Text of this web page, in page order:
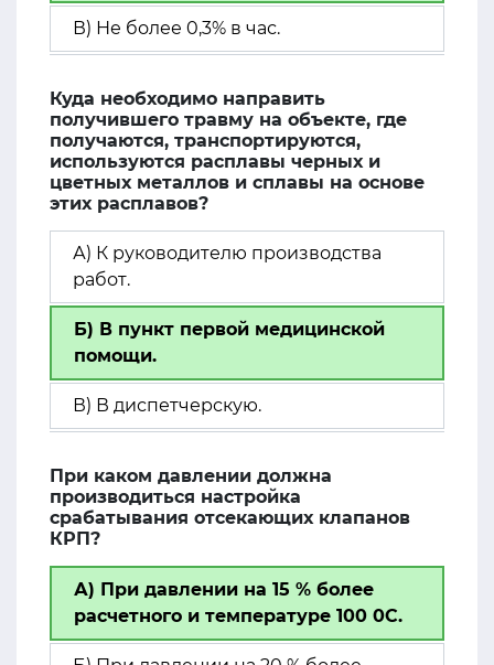
В) Не более 0,3% в час.
Куда необходимо направить
получившего травму на объекте, где
получаются, транспортируются,
используются расплавы черных и
цветных металлов и сплавы на основе
этих расплавов?
А) К руководителю производства
работ.
Б) В пункт первой медицинской
помощи.
В) В диспетчерскую.
При каком давлении должна
производиться настройка
срабатывания отсекающих клапанов
КРП?
А) При давлении на 15 % более
расчетного и температуре 100 0С.